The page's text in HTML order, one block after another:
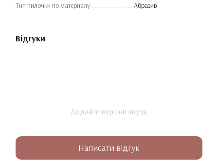
Тип пилочки по материалу Абразив
Відгуки
Додайте перший відгук
Написати відгук